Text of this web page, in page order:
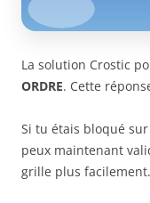
La solution Crostic
ORDRE. Cette
Si tu étais bloqué
peux maintenant
grille plus facilement.